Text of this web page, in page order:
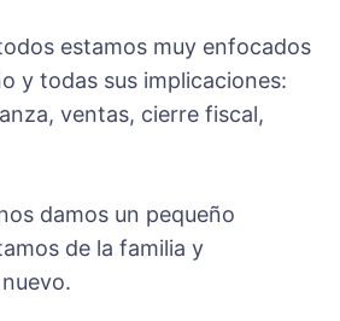
estamos muy enfocados
y todas sus implicaciones:
ventas, cierre fiscal,
damos un pequeño
de la familia y